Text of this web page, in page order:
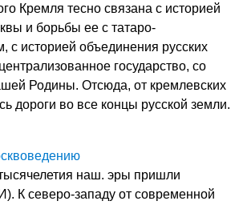
Кремля тесно связана с историей
и борьбы ее с татаро-
с историей объединения русских
государство, со
Родины. Отсюда, от кремлевских
дороги во все концы русской земли.
наш. эры пришли
К северо-западу от современной